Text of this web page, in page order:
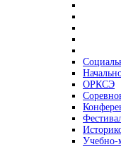
ОРКСЭ
Учебно-